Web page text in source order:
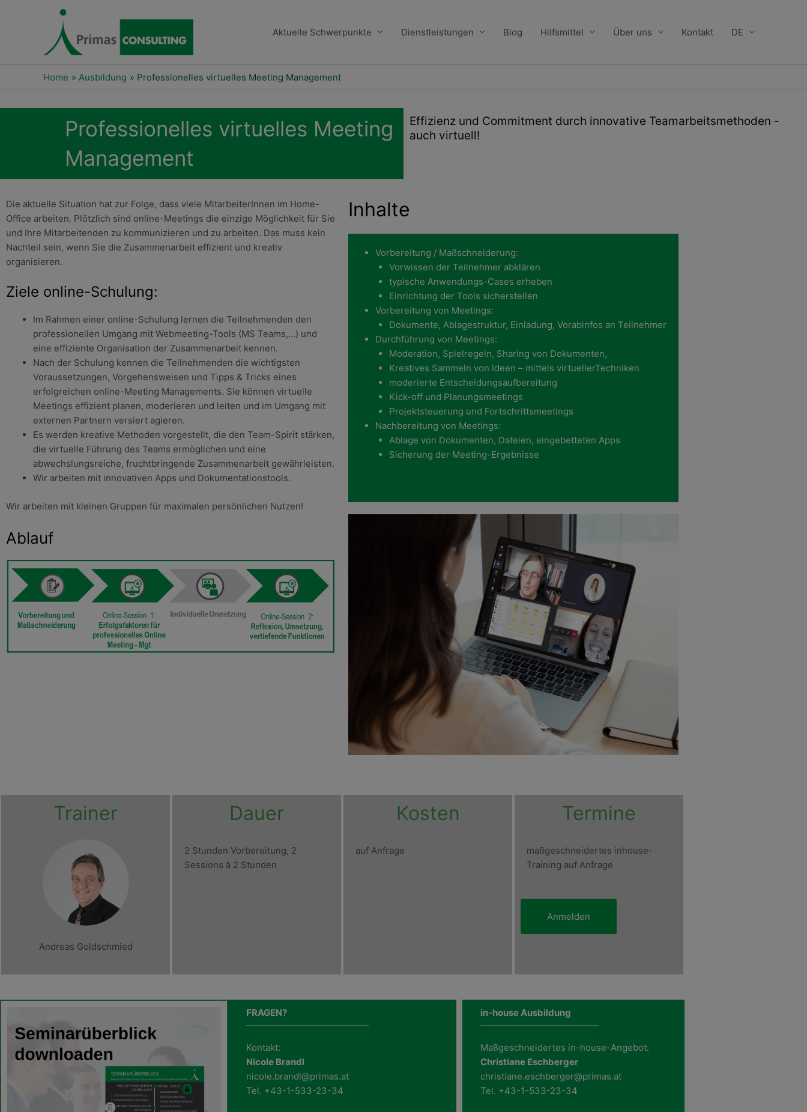
Aktuelle Schwerpunkte Dienstleistungen Blog Hilfsmittel Über uns Kontakt DE
Home Ausbildung Professionelles virtuelles Meeting Management
Professionelles virtuelles Meeting
Management
Effizienz und Commitment durch innovative Teamarbeitsmethoden -
auch virtuell!
Die aktuelle Situation hat zur Folge, dass viele MitarbeiterInnen im Home-
Office arbeiten. Plötzlich sind online-Meetings die einzige Möglichkeit für Sie
und Ihre Mitarbeitenden zu kommunizieren und zu arbeiten. Das muss kein
Nachteil sein, wenn Sie die Zusammenarbeit effizient und kreativ
organisieren.
Ziele online-Schulung:
Im Rahmen einer online-Schulung lernen die Teilnehmenden den
professionellen Umgang mit Webmeeting-Tools (MS Teams,…) und
eine effiziente Organisation der Zusammenarbeit kennen.
Nach der Schulung kennen die Teilnehmenden die wichtigsten
Voraussetzungen, Vorgehensweisen und Tipps & Tricks eines
erfolgreichen online-Meeting Managements. Sie können virtuelle
Meetings effizient planen, moderieren und leiten und im Umgang mit
externen Partnern versiert agieren.
Es werden kreative Methoden vorgestellt, die den Team-Spirit stärken,
die virtuelle Führung des Teams ermöglichen und eine
abwechslungsreiche, fruchtbringende Zusammenarbeit gewährleisten.
Wir arbeiten mit innovativen Apps und Dokumentationstools.
Wir arbeiten mit kleinen Gruppen für maximalen persönlichen Nutzen!
Ablauf
Inhalte
Vorbereitung / Maßschneiderung:
Vorwissen der Teilnehmer abklären
typische Anwendungs-Cases erheben
Einrichtung der Tools sicherstellen
Vorbereitung von Meetings:
Dokumente, Ablagestruktur, Einladung, Vorabinfos an Teilnehmer
Durchführung von Meetings:
Moderation, Spielregeln, Sharing von Dokumenten,
Kreatives Sammeln von Ideen – mittels virtuellerTechniken
moderierte Entscheidungsaufbereitung
Kick-off und Planungsmeetings
Projektsteuerung und Fortschrittsmeetings
Nachbereitung von Meetings:
Ablage von Dokumenten, Dateien, eingebetteten Apps
Sicherung der Meeting-Ergebnisse
Trainer
Andreas Goldschmied
Dauer
2 Stunden Vorbereitung, 2
Sessions à 2 Stunden
Kosten
auf Anfrage
Termine
maßgeschneidertes inhouse-
Training auf Anfrage
Anmelden
FRAGEN?
Kontakt:
Nicole Brandl
nicole.brandl@primas.at
Tel. +43-1-533-23-34
in-house Ausbildung
Maßgeschneidertes in-house-Angebot:
Christiane Eschberger
christiane.eschberger@primas.at
Tel. +43-1-533-23-34